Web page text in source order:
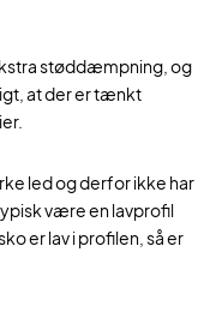
støddæmpning, og
at der er tænkt
led og derfor ikke har
være en lavprofil
er lav i profilen, så er